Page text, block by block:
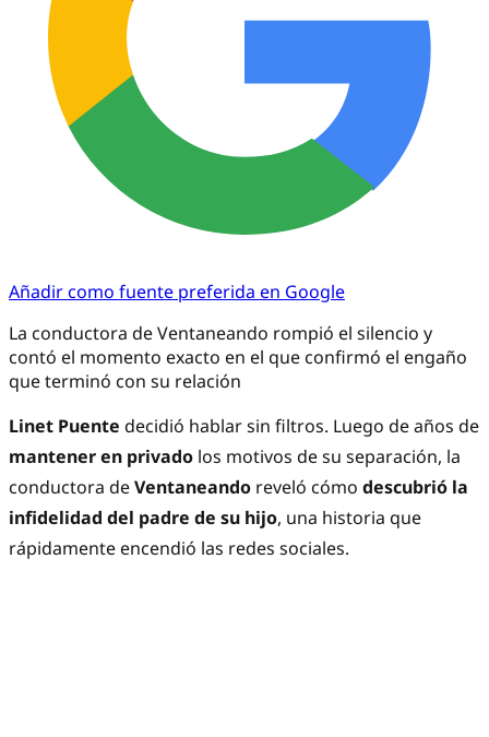
Añadir como fuente preferida en Google
La conductora de Ventaneando rompió el silencio y
contó el momento exacto en el que confirmó el engaño
que terminó con su relación
Linet Puente decidió hablar sin filtros. Luego de años de
mantener en privado los motivos de su separación, la
conductora deVentaneando reveló cómo descubrió la
infidelidad del padre de su hijo, una historia que
rápidamente encendió las redes sociales.